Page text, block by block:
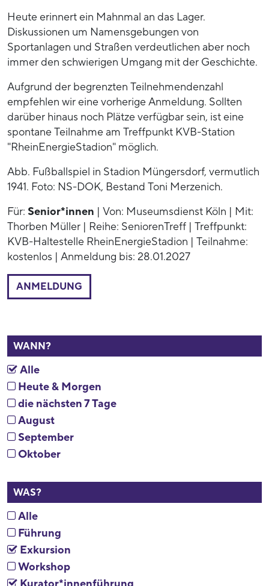
Heute erinnert ein Mahnmal an das Lager.
Diskussionen um Namensgebungen von
Sportanlagen und Straßen verdeutlichen aber noch
immer den schwierigen Umgang mit der Geschichte.
Aufgrund der begrenzten Teilnehmendenzahl
empfehlen wir eine vorherige Anmeldung. Sollten
darüber hinaus noch Plätze verfügbar sein, ist eine
spontane Teilnahme am Treffpunkt KVB-Station
"RheinEnergieStadion" möglich.
Abb. Fußballspiel in Stadion Müngersdorf, vermutlich
1941. Foto: NS-DOK, Bestand Toni Merzenich.
Für: Senior*innen | Von: Museumsdienst Köln | Mit:
Thorben Müller | Reihe: SeniorenTreff | Treffpunkt:
KVB-Haltestelle RheinEnergieStadion | Teilnahme:
kostenlos | Anmeldung bis: 28.01.2027
ANMELDUNG
WANN?
Alle
Heute & Morgen
die nächsten 7 Tage
August
September
Oktober
WAS?
Alle
Führung
Exkursion
Workshop